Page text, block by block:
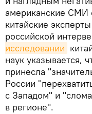
американские СМИ
китайские
российской
исследовании
наук указывается,
принесла
России
с Западом" и
в регионе".